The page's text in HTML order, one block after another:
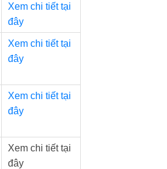
Xem chi tiết tại
đây
Xem chi tiết tại
đây
Xem chi tiết tại
đây
Xem chi tiết tại
đây